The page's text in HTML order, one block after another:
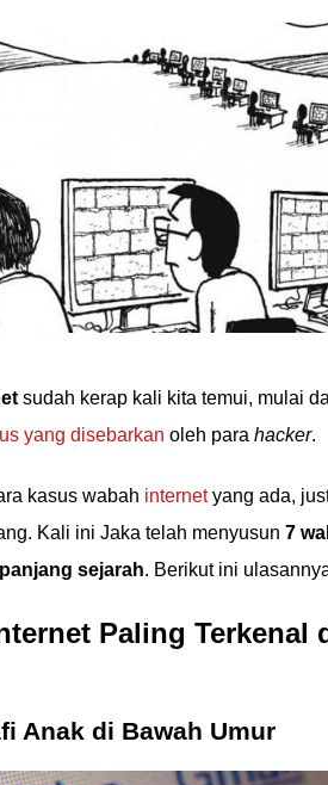
sudah kerap kali kita temui, mulai
yang disebarkan oleh para hacker.
kasus wabah internetyang ada,
Kali ini Jaka telah menyusun 7
sejarah. Berikut ini
Paling Terkenal
Anak di Bawah Umur